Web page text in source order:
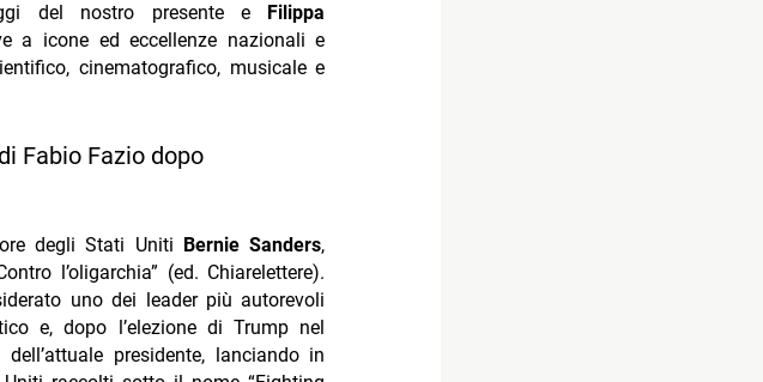
del nostro presente e
Filippa
a icone ed eccellenze nazionali e
cinematografico, musicale e
Fabio Fazio dopo
degli Stati Uniti Bernie Sanders,
l’oligarchia” (ed. Chiarelettere).
uno dei leader più autorevoli
e, dopo l’elezione di Trump nel
presidente, lanciando in